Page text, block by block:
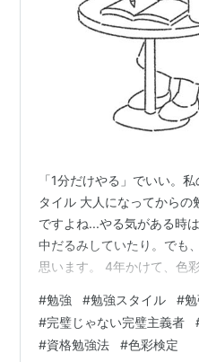
「1分だけやる」でいい。
タイル 大人になってから
ですよね...やる気がある時
中だるみしていたり。でも
思います。 4年かけて、色
格取得、色の勉強していた
のペースを知ることが、続
プに合わせて工夫すれば、
#勉強 #勉強スタイル #
#完璧じゃない完璧主義者
#資格勉強法 #色彩検定